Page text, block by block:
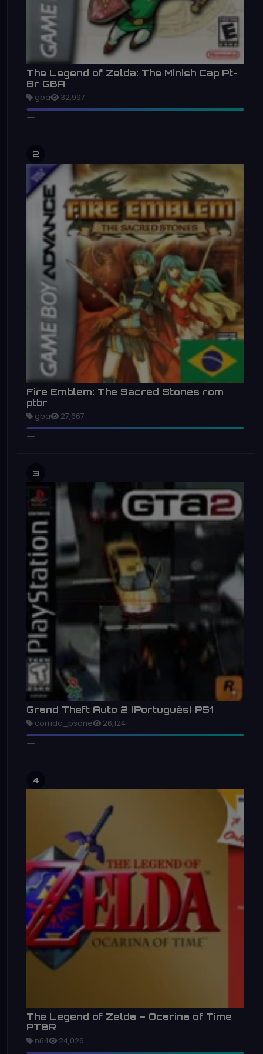
The Legend of Zelda: The Minish Cap Pt-
Br GBA
gba 32,997
2
Fire Emblem: The Sacred Stones rom
ptbr
gba 27,667
3
Grand Theft Auto 2 (Português) PS1
corrida_psone 26,124
4
The Legend of Zelda – Ocarina of Time
PTBR
n64 24,026